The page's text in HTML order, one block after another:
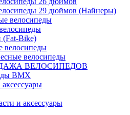
29 дюймов (Найнеры)
велосипеды
(Fat-Bike)
велосипеды
велосипеды
ВЕЛОСИПЕДОВ
BMX
и аксессуары